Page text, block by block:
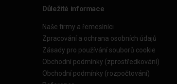
Důležité informace
Naše firmy a řemeslníci
Zpracování a ochrana osobních údajů
Zásady pro používání souborů cookie
Obchodní podmínky (zprostředkování)
Obchodní podmínky (rozpočtování)